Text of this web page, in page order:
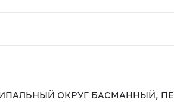
ОКРУГ БАСМАННЫЙ,